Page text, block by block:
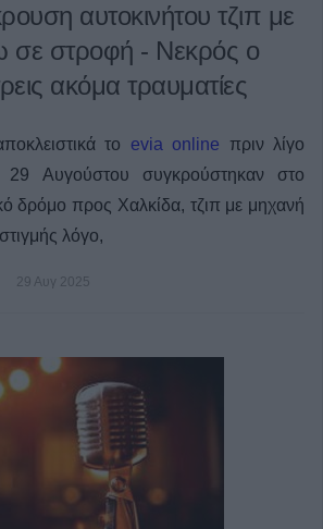
αυτοκινήτου τζιπ με
σε στροφή - Νεκρός ο
ακόμα τραυματίες
το evia online πριν λίγο
Αυγούστου συγκρούστηκαν στο
δρόμο προς Χαλκίδα, τζιπ με μηχανή
λόγο,
29 Αυγ 2025